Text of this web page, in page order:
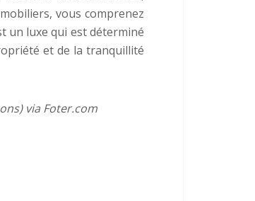
vous comprenez
un luxe qui est déterminé
et de la tranquillité
via Foter.com